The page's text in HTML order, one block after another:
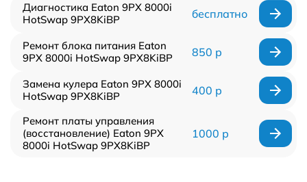
Диагностика Eaton 9PX 8000i
HotSwap 9PX8KiBP
бесплатно
Ремонт блока питания Eaton
9PX 8000i HotSwap 9PX8KiBP
850 р
Замена кулера Eaton 9PX 8000i
HotSwap 9PX8KiBP
400 р
Ремонт платы управления
(восстановление) Eaton 9PX
8000i HotSwap 9PX8KiBP
1000 р